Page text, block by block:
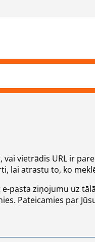
vietrādis URL ir
lai atrastu to, ko
pasta ziņojumu uz
Pateicamies par